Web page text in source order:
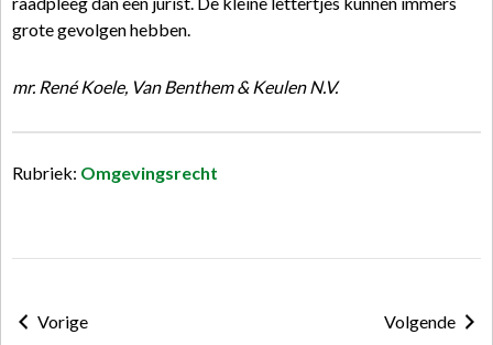
grote gevolgen hebben.
mr. René Koele, Van Benthem & Keulen N.V.
Rubriek: Omgevingsrecht
Vorige
Volgende